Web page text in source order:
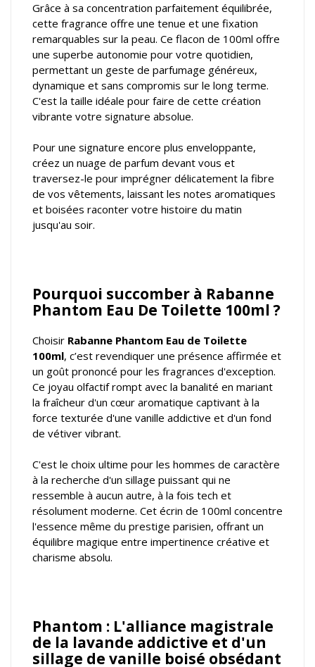
Grâce à sa concentration parfaitement équilibrée,
cette fragrance offre une tenue et une fixation
remarquables sur la peau. Ce flacon de 100ml offre
une superbe autonomie pour votre quotidien,
permettant un geste de parfumage généreux,
dynamique et sans compromis sur le long terme.
C'est la taille idéale pour faire de cette création
vibrante votre signature absolue.
Pour une signature encore plus enveloppante,
créez un nuage de parfum devant vous et
traversez-le pour imprégner délicatement la fibre
de vos vêtements, laissant les notes aromatiques
et boisées raconter votre histoire du matin
jusqu'au soir.
Pourquoi succomber à Rabanne
Phantom Eau De Toilette 100ml ?
Choisir Rabanne Phantom Eau de Toilette
100ml, c’est revendiquer une présence affirmée et
un goût prononcé pour les fragrances d'exception.
Ce joyau olfactif rompt avec la banalité en mariant
la fraîcheur d'un cœur aromatique captivant à la
force texturée d'une vanille addictive et d'un fond
de vétiver vibrant.
C'est le choix ultime pour les hommes de caractère
à la recherche d'un sillage puissant qui ne
ressemble à aucun autre, à la fois tech et
résolument moderne. Cet écrin de 100ml concentre
l'essence même du prestige parisien, offrant un
équilibre magique entre impertinence créative et
charisme absolu.
Phantom : L'alliance magistrale
de la lavande addictive et d'un
sillage de vanille boisé obsédant